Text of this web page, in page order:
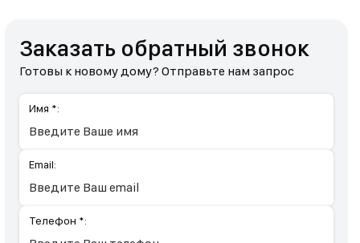
Заказать обратный звонок
Готовы к новому дому? Отправьте нам запрос
Имя *:
Email:
Телефон *: